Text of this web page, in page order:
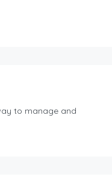
to manage and